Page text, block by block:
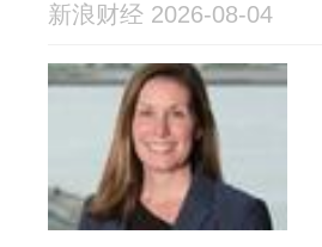
新浪财经 2026-08-04